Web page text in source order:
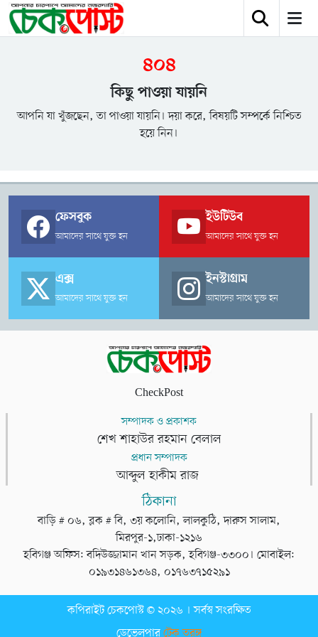
৪০৪
কিছু পাওয়া যায়নি
আপনি যা খুঁজছেন, তা পাওয়া যায়নি। দয়া করে, বিষয়টি সম্পর্কে নিশ্চিত
হয়ে নিন।
ফেসবুক
আমাদের সাথে যুক্ত হন
ইউটিউব
আমাদের সাথে যুক্ত হন
এক্স
আমাদের সাথে যুক্ত হন
ইনস্টাগ্রাম
আমাদের সাথে যুক্ত হন
CheckPost
সম্পাদক ও প্রকাশক
শেখ শাহাউর রহমান বেলাল
প্রধান সম্পাদক
আব্দুল হাকীম রাজ
ঠিকানা
বাড়ি # ০৬, ব্লক # বি, ৩য় কলোনি, লালকুঠি, দারুস সালাম,
মিরপুর-১,ঢাকা-১২১৬
হবিগঞ্জ অফিস: বদিউজ্জামান খান সড়ক, হবিগঞ্জ-৩৩০০। মোবাইল:
০১৯৩১৪৬১৩৬৪, ০১৭৬৩৭১৫২৯১
কপিরাইট চেকপোস্ট © ২০২৬ । সর্বস্ব সংরক্ষিত
ডেভেলপারটেক তরঙ্গ